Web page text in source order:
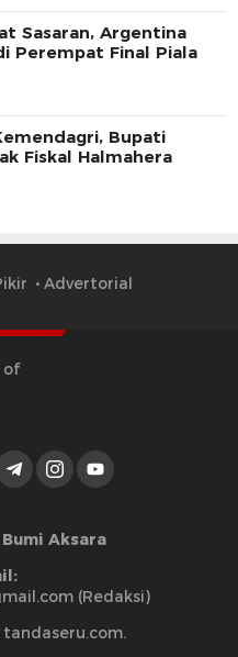
Sasaran, Argentina
Perempat Final Piala
Bupati
Fiskal Halmahera
Advertorial
of
Aksara
(Redaksi)